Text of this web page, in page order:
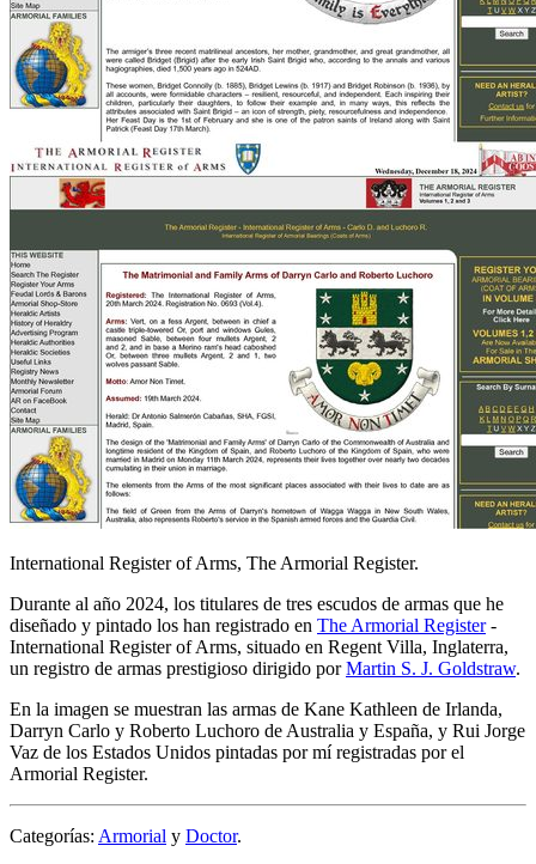
International Register of Arms, The Armorial Register.
Durante al año 2024, los titulares de tres escudos de armas que he
diseñado y pintado los han registrado en The Armorial Register-
International Register of Arms, situado en Regent Villa, Inglaterra,
un registro de armas prestigioso dirigido porMartin S. J. Goldstraw.
En la imagen se muestran las armas de Kane Kathleen de Irlanda,
Darryn Carlo y Roberto Luchoro de Australia y España, y Rui Jorge
Vaz de los Estados Unidos pintadas por mí registradas por el
Armorial Register.
Categorías: Armorial y Doctor.